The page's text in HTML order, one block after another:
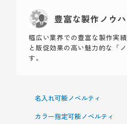
豊富な製作ノウ
幅広い業界での豊富な製作実
と販促効果の高い魅力的な「
す。
名入れ可能ノベルティ
カラー指定可能ノベルティ